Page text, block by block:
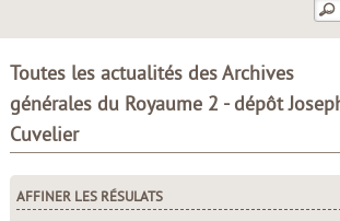
Toutes les actualités des Archives
générales du Royaume 2 - dépôt
Cuvelier
AFFINER LES RÉSULATS